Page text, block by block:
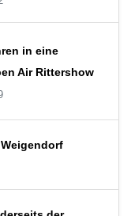
in eine
Air Rittershow